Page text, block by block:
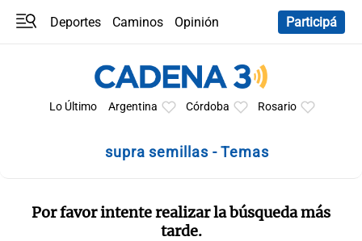
Deportes Caminos
Opinión
Participá
Lo Último Argentina Córdoba Rosario
supra semillas - Temas
Por favor intente realizar la búsqueda más
tarde.